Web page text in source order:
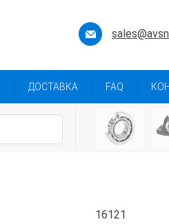
ДОСТАВКА FAQ
16121